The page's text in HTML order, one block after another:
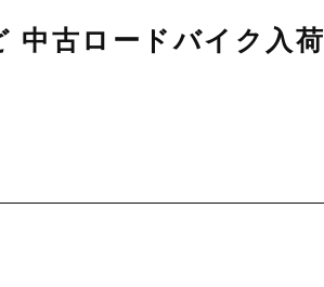
古ロードバイク入荷